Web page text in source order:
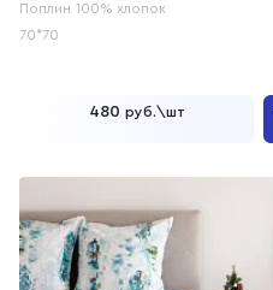
Поплин 100% хлопок
70*70
480 руб.\шт